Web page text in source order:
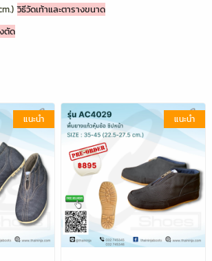
วิธีวัดเท้าและตารางขนาด
ตัด
แนะนำ แนะนำ